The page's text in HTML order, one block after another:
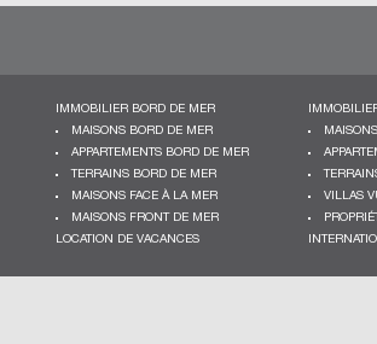
IMMOBILIER BORD DE MER
MAISONS BORD DE MER
APPARTEMENTS BORD DE MER
TERRAINS BORD DE MER
MAISONS FACE À LA MER
MAISONS FRONT DE MER
VILLAS
LOCATION DE VACANCES